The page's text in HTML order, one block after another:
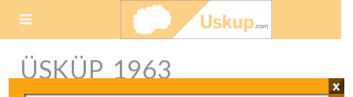
ÜSKÜP 1963
x